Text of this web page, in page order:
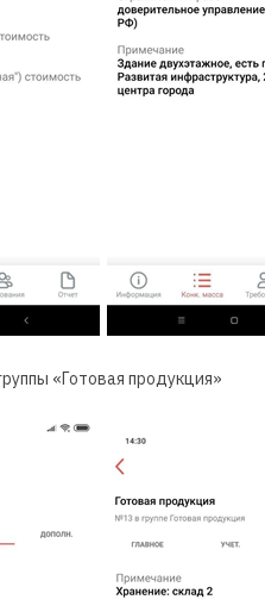
«Готовая продукция»